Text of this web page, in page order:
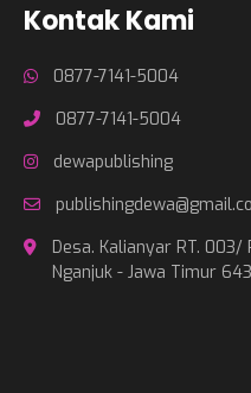
Kontak Kami
0877-7141-5004
0877-7141-5004
dewapublishing
Desa. Kalianyar RT. 003/
Nganjuk - Jawa Timur